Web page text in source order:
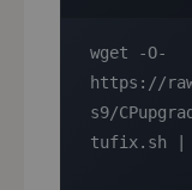
wget -O-
https://
s9/
tufix.sh |